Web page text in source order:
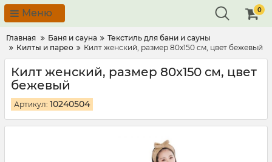
Меню 0
Главная Баня и сауна
Текстиль для бани и сауны
Килты и парео
Килт женский, размер 80x150 см, цвет бежевый
Килт женский, размер 80x150 см, цвет
бежевый
Артикул: 10240504